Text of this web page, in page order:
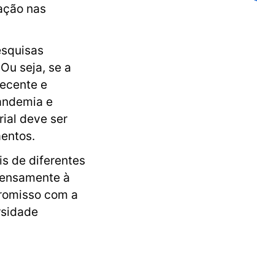
nas
seja, se a
e
e
deve ser
de diferentes
à
com a